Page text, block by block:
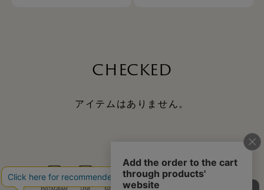
CHECKED
アイテムはありません。